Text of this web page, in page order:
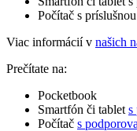
Počítač s
Viac informácií v našich
Prečítate na:
Pocketbook
Smartfón či tablet s
Počítač s